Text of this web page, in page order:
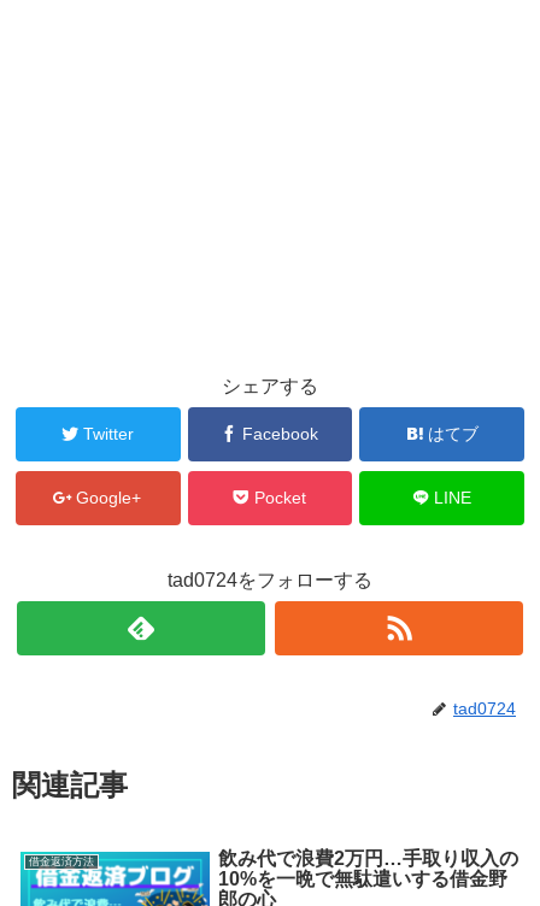
シェアする
Twitter Facebook はてブ
Google+ Pocket LINE
tad0724をフォローする
tad0724
関連記事
借金返済方法
飲み代で浪費2万円…手取り収入の
10%を一晩で無駄遣いする借金野
郎の心